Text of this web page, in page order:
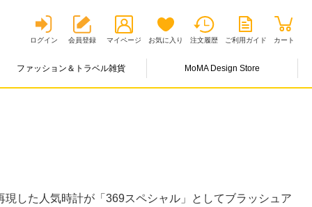
ログイン 会員登録 マイページ お気に入り 注文履歴 ご利用ガイド カート
ファッション＆トラベル雑貨 MoMA Design Store
現した人気時計が「369スペシャル」としてブラッシュア